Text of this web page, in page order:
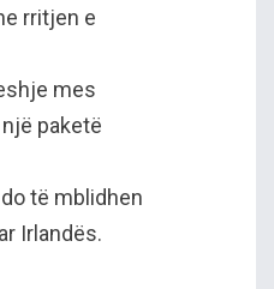
rritjen e
mes
paketë
të mblidhen
Irlandës.